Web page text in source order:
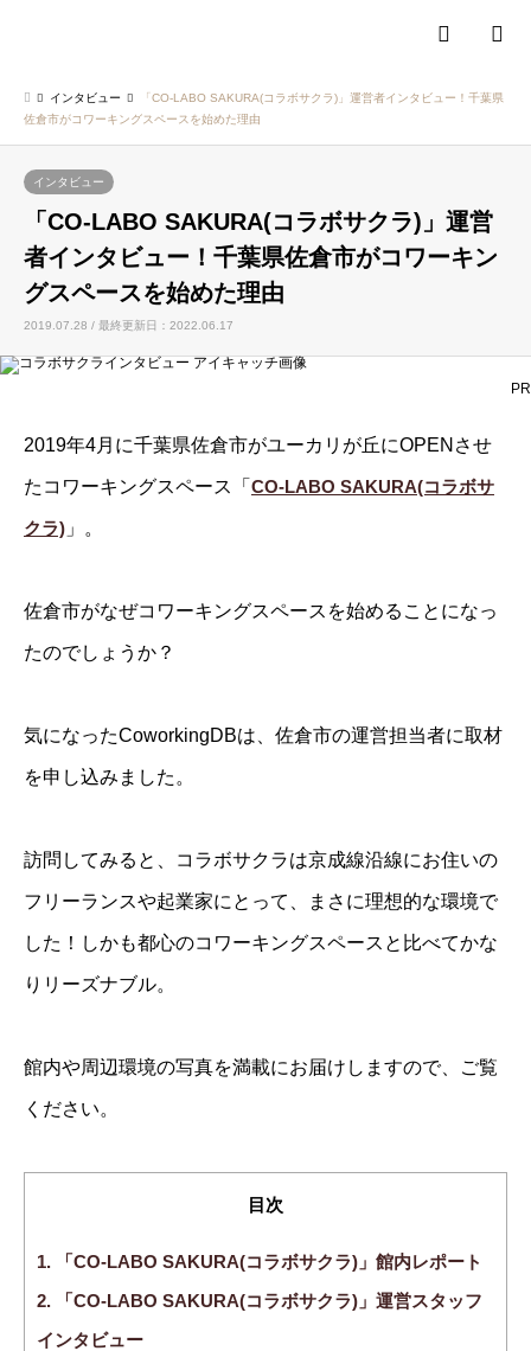
インタビュー
「CO-LABO SAKURA(コラボサクラ)」運営者インタビュー！千葉県
佐倉市がコワーキングスペースを始めた理由
インタビュー
「CO-LABO SAKURA(コラボサクラ)」運営
者インタビュー！千葉県佐倉市がコワーキン
グスペースを始めた理由
2019.07.28 / 最終更新日：2022.06.17
PR
2019年4月に千葉県佐倉市がユーカリが丘にOPENさせ
たコワーキングスペース「 CO-LABO SAKURA(コラボサ
クラ) 」。
佐倉市がなぜコワーキングスペースを始めることになっ
たのでしょうか？
気になったCoworkingDBは、佐倉市の運営担当者に取材
を申し込みました。
訪問してみると、コラボサクラは京成線沿線にお住いの
フリーランスや起業家にとって、まさに理想的な環境で
した！しかも都心のコワーキングスペースと比べてかな
りリーズナブル。
館内や周辺環境の写真を満載にお届けしますので、ご覧
ください。
目次
1. 「CO-LABO SAKURA(コラボサクラ)」館内レポート
2. 「CO-LABO SAKURA(コラボサクラ)」運営スタッフ
インタビュー